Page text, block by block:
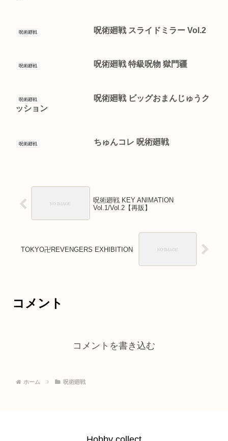
呪術廻戦 呪術廻戦 スライドミラー Vol.2
呪術廻戦 呪術廻戦 特級呪物 獄門疆
呪術廻戦
呪術廻戦 ビッグおまんじゅうク
ッション
呪術廻戦 ちゅんコレ 呪術廻戦
呪術廻戦 KEY ANIMATION
Vol.1/Vol.2【再販】
TOKYO卍REVENGERS EXHIBITION
コメント
コメントを書き込む
ホーム 呪術廻戦